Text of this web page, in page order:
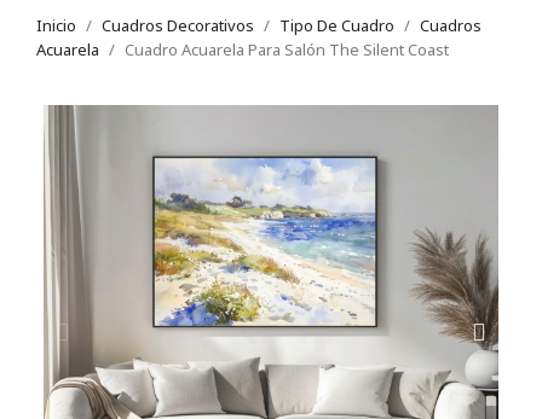
Inicio Cuadros Decorativos Tipo De Cuadro
Cuadros
Acuarela
Cuadro Acuarela Para Salón The Silent Coast